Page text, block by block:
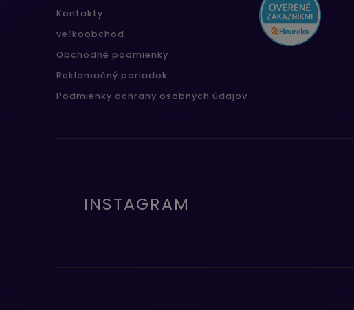
Kontakty
veľkoobchod
Obchodné podmienky
Reklamačný poriadok
Podmienky ochrany osobných údajov
INSTAGRAM